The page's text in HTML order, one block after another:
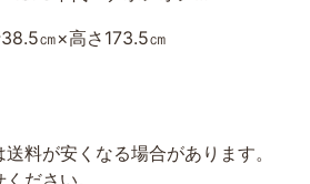
㎝×高さ173.5㎝
料が安くなる場合があります。